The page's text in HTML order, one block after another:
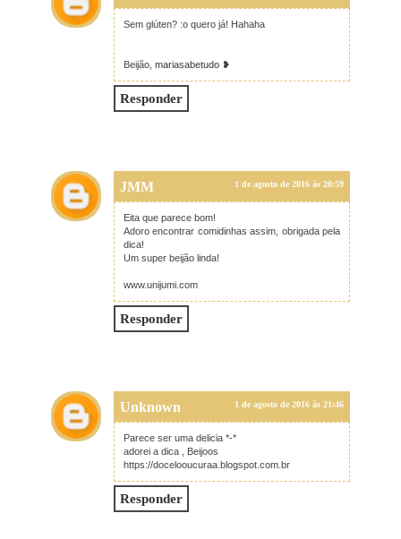
Sem glúten? :o quero já! Hahaha
Beijão, mariasabetudo ❥
Responder
JMM 1 de agosto de 2016 às 20:59
Eita que parece bom!
Adoro encontrar comidinhas assim, obrigada pela
dica!
Um super beijão linda!
www.unijumi.com
Responder
Unknown 1 de agosto de 2016 às 21:46
Parece ser uma delicia *-*
adorei a dica , Beijoos
https://docelooucuraa.blogspot.com.br
Responder